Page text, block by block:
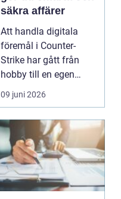
säkra affärer
Att handla digitala
föremål i Counter-
Strike har gått från
hobby till en egen
marknad. Skins har
bli...
09 juni 2026